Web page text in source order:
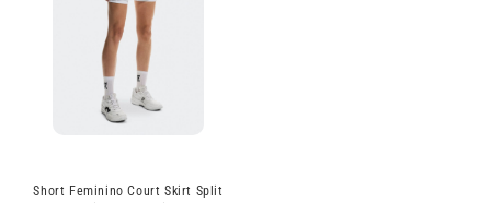
Short Feminino Court Skirt Split